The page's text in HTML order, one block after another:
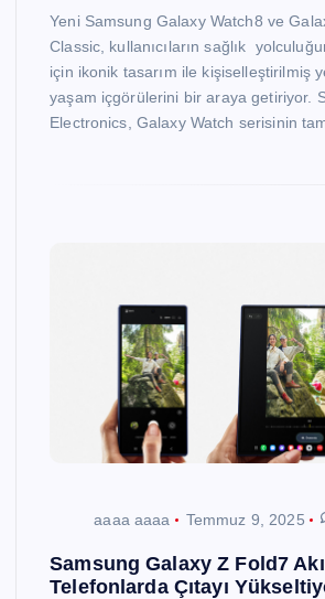
Yeni Samsung Galaxy Watch8 ve
Classic, kullanıcıların sağlık
için ikonik tasarım ile kişiselleştirilmiş
yaşam içgörülerini bir araya getiriyor.
Electronics, Galaxy Watch serisinin
aaaa aaaa Temmuz 9, 2025
Samsung Galaxy Z Fold7
Telefonlarda Çıtayı